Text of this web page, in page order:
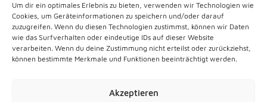
Um dir ein optimales Erlebnis zu bieten, verwenden wir Technologien wie
Cookies, um Geräteinformationen zu speichern und/oder darauf
zuzugreifen. Wenn du diesen Technologien zustimmst, können wir Daten
wie das Surfverhalten oder eindeutige IDs auf dieser Website
verarbeiten. Wenn du deine Zustimmung nicht erteilst oder zurückziehst,
können bestimmte Merkmale und Funktionen beeinträchtigt werden.
Akzeptieren
karaoke@greenmango24.de ,
Zur Karaoke Bar
Zum Karaoke Verleih